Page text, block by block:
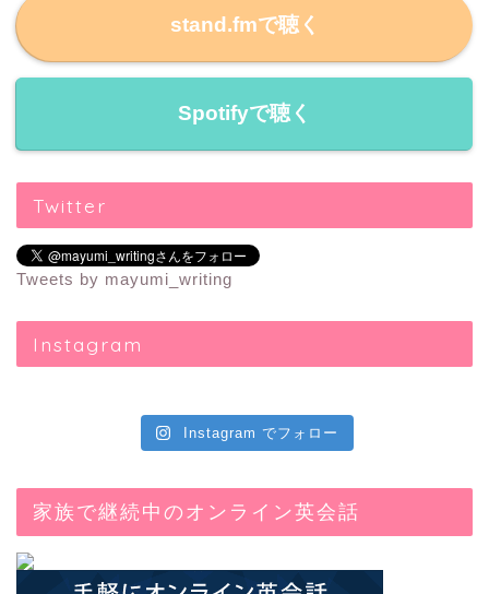
stand.fmで聴く
Spotifyで聴く
Twitter
Tweets by mayumi_writing
Instagram
Instagram でフォロー
家族で継続中のオンライン英会話